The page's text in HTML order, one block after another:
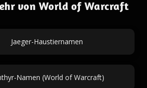
von World of Warcraft
Jaeger-Haustiernamen
Namen (World of Warcraft)